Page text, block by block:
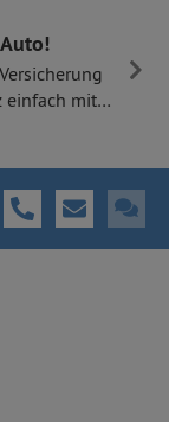
einfach mit